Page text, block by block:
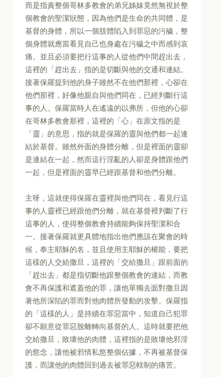
而是指責整個哥林多教會的弟兄姊妺竟然無視於整
個教會的聖潔狀態，因為他們是生命的共同體，是
基督的身體，所以一個肢體陷入到罪惡的污穢，整
個身體就應當看見自己也身處在污穢之中而感到哀
痛。並且必須要把行這事的人從他們中間趕出去，
這裡的「趕出去」指的是切斷與他的交通和連結。
接著保羅提到他的身子雖然不在他們那裡，心卻在
他們那裡，好像他親自與他們同在，已經判斷行這
事的人。保羅當時人在遙遠的以弗所，但他的心卻
在哥林多教會那裡，這裡的「心」在原文指的是
「靈」的意思，指的就是保羅的靈與他們都一起連
結於基督。雖然外面的身體分離，但是裡面的靈卻
是連結在一起，然而這行淫亂的人卻是身體跟他們
一起，但是裡面的靈早已經跟基督和他們分離。
主呀，這就使得保羅在靈裡與他們同在，看見行這
事的人靈裡已經跟他們分離，就在基督裡判斷了行
這事的人，使得整個教會持續能夠保持聖潔和合
一。接著保羅就更具體地指出他們應該在聚會的時
候，奉主耶穌的名，並且使用主耶穌的權能，要把
這樣的人交給撒旦，這裡的「交給撒旦」跟前面的
「趕出去」都是指切斷他跟整個教會的連結，而教
會不再保護和遮蓋他的罪，讓他單獨去面對撒旦因
著他所深陷的罪而對他肉體所發動的攻擊。保羅指
的「這樣的人」是持續在罪惡當中，知道自己犯罪
卻不願意從罪惡脫離轉向基督的人。這時就要把他
交給撒旦，敗壞他的肉體，這裡指的是敗壞他邪淫
的慾念，讓他被邪情私慾整個佔據，不再被基督保
護，而讓他的肉體回到過去被罪惡轄制的痛苦。